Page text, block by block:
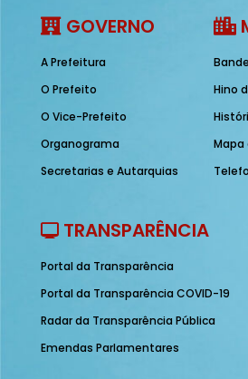
GOVERNO
A Prefeitura
O Prefeito
O Vice-Prefeito
Organograma
Secretarias e Autarquias
Hino
Mapa
TRANSPARÊNCIA
Portal da Transparência
Portal da Transparência COVID-19
Radar da Transparência Pública
Emendas Parlamentares